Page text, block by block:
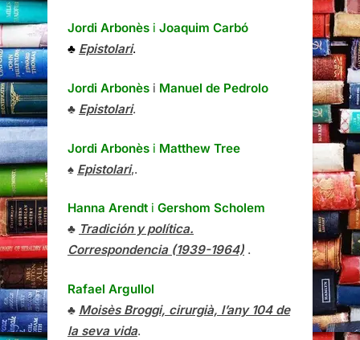
Jordi Arbonès i Joaquim Carbó
♣ Epistolari.
Jordi Arbonès i Manuel de Pedrolo
♣ Epistolari.
Jordi Arbonès i Matthew Tree
♠ Epistolari,.
Hanna Arendt i Gershom Scholem
♣ Tradición y política.
Correspondencia (1939-1964) .
Rafael Argullol
♣ Moisès Broggi, cirurgià, l’any 104 de
la seva vida.